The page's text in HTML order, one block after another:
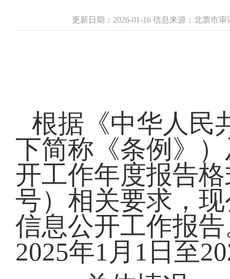
更新日期：2026-01-16 信息来源：北票市
根据《中华人民
下简称《条例》
开工作年度报告
号）相关要求，
信息公开工作报
2025年1月1日至